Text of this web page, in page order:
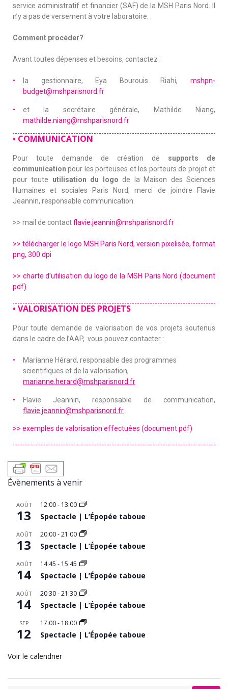
service administratif et financier (SAF) de la MSH Paris Nord. Il
n’y a pas de versement à votre laboratoire.
Comment procéder?
Avant toutes dépenses et besoins, contactez :
la gestionnaire, Eya Bourouis Riahi, mshpn-
budget@mshparisnord.fr
et la secrétaire générale, Mathilde Niang,
mathilde.niang@mshparisnord.fr
• COMMUNICATION
Pour toute demande de création de supports de
communication pour les porteuses et les porteurs de projet et
pour toute utilisation du logo de la Maison des Sciences
Humaines et sociales Paris Nord, merci de joindre Flavie
Jeannin, responsable communication.
>> mail de contactflavie.jeannin@mshparisnord.fr
>> télécharger le logo MSH Paris Nord, version pixelisée, format
png, 300 dpi
>> charte d’utilisation du logo de la MSH Paris Nord (document
pdf)
• VALORISATION DES PROJETS
Pour toute demande de valorisation de vos projets soutenus
dans le cadre de l’AAP, vous pouvez contacter :
Marianne Hérard, responsable des programmes
scientifiques et de la valorisation,
marianne.herard@mshparisnord.fr
Flavie Jeannin, responsable de communication,
flavie.jeannin@mshparisnord.fr
>> exemples de valorisation effectuées (document pdf)
Évènements à venir
AOÛT
13
12:00- 13:00
Spectacle | L’Épopée taboue
AOÛT
13
20:00-21:00
Spectacle | L’Épopée taboue
AOÛT
14
14:45 - 15:45
Spectacle | L’Épopée taboue
AOÛT
14
20:30-21:30
Spectacle | L’Épopée taboue
SEP
12
17:00- 18:00
Spectacle | L’Épopée taboue
Voir le calendrier